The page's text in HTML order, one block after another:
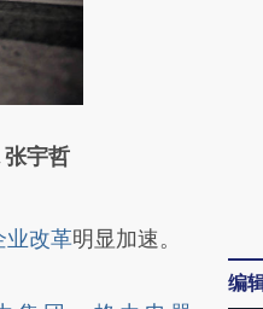
张宇哲
文章
业改革明显加速。
编